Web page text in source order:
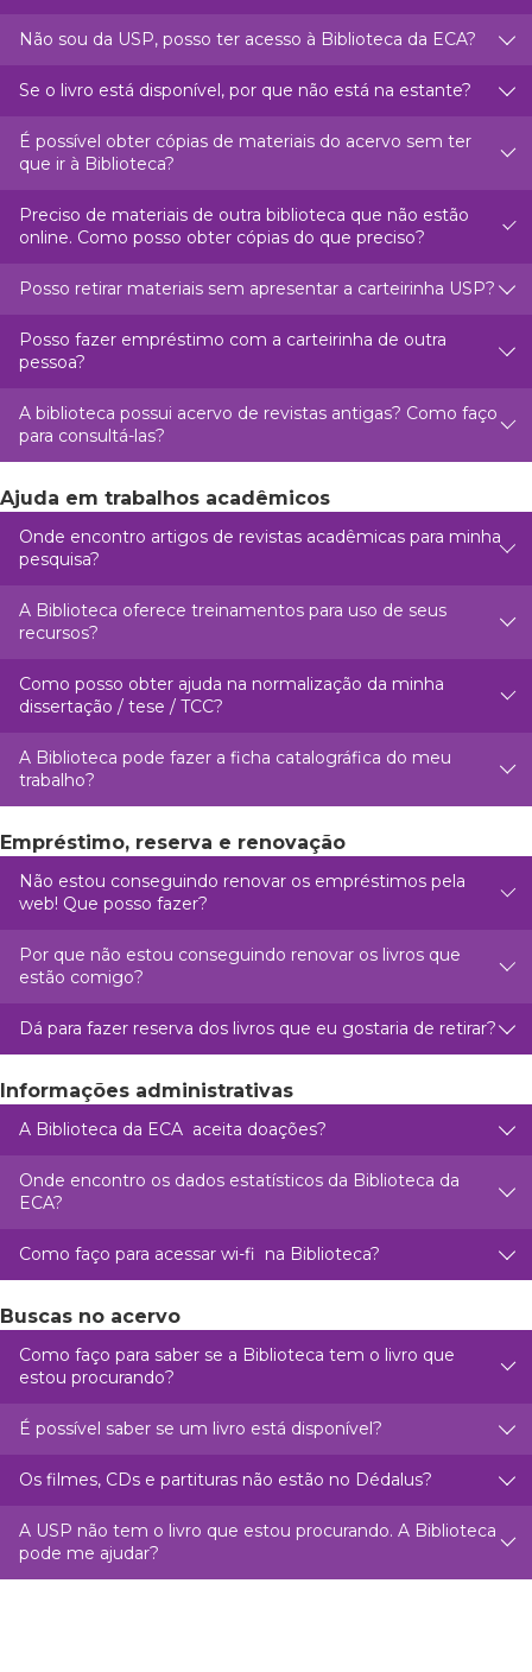
Não sou da USP, posso ter acesso à Biblioteca da ECA?
Se o livro está disponível, por que não está na estante?
É possível obter cópias de materiais do acervo sem ter
que ir à Biblioteca?
Preciso de materiais de outra biblioteca que não estão
online. Como posso obter cópias do que preciso?
Posso retirar materiais sem apresentar a carteirinha USP?
Posso fazer empréstimo com a carteirinha de outra
pessoa?
A biblioteca possui acervo de revistas antigas? Como faço
para consultá-las?
Ajuda em trabalhos acadêmicos
Onde encontro artigos de revistas acadêmicas para minha
pesquisa?
A Biblioteca oferece treinamentos para uso de seus
recursos?
Como posso obter ajuda na normalização da minha
dissertação / tese / TCC?
A Biblioteca pode fazer a ficha catalográfica do meu
trabalho?
Empréstimo, reserva e renovação
Não estou conseguindo renovar os empréstimos pela
web! Que posso fazer?
Por que não estou conseguindo renovar os livros que
estão comigo?
Dá para fazer reserva dos livros que eu gostaria de retirar?
Informações administrativas
A Biblioteca da ECA aceita doações?
Onde encontro os dados estatísticos da Biblioteca da
ECA?
Como faço para acessar wi-fi na Biblioteca?
Buscas no acervo
Como faço para saber se a Biblioteca tem o livro que
estou procurando?
É possível saber se um livro está disponível?
Os filmes, CDs e partituras não estão no Dédalus?
A USP não tem o livro que estou procurando. A Biblioteca
pode me ajudar?